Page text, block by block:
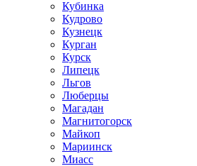
Кубинка
Кудрово
Кузнецк
Курган
Курск
Липецк
Льгов
Люберцы
Магадан
Магнитогорск
Майкоп
Мариинск
Миасс